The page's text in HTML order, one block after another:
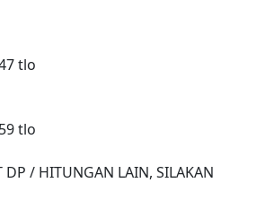
tlo
tlo
DP / HITUNGAN LAIN, SILAKAN